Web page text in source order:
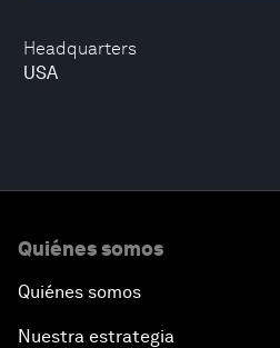
Headquarters
USA
Quiénes somos
Quiénes somos
Nuestra estrategia